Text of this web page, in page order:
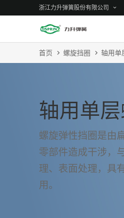
浙江力升弹簧股份有限公司
首页 螺旋挡圈 轴用单
轴用单
螺旋弹性挡圈是由
零部件造成干涉，
理、表面处理，具
用。